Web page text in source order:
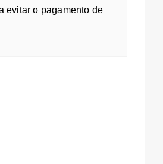
evitar o pagamento de